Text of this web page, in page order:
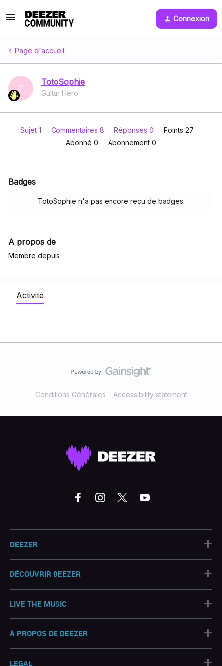
Connexion
Page d'accueil
T
TotoSophie
Guitar Hero
Sujet 1 Commentaires 8 Réponses 0
Points 27
Abonné 0 Abonnement 0
Badges
TotoSophie n'a pas encore reçu de badges.
A propos de
Membre depuis
Activité
Conditions Générales Accessibility statement
DEEZER +
DÉCOUVRIR DEEZER +
LIVE THE MUSIC +
À PROPOS DE DEEZER +
LEGAL +